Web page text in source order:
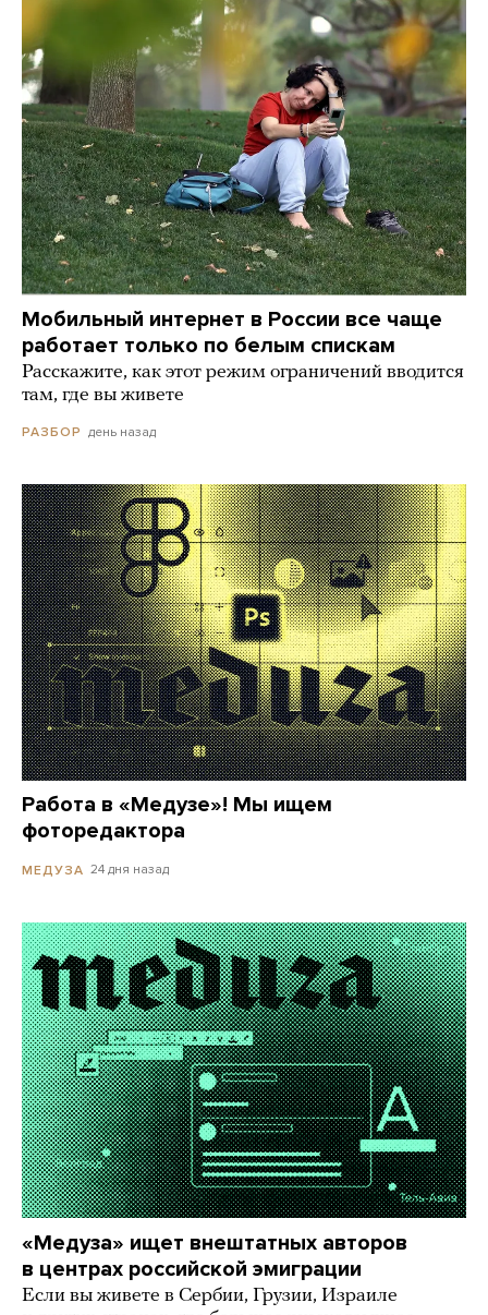
Мобильный интернет в России все чаще
работает только по белым спискам
Расскажите, как этот режим ограничений вводится
там, где вы живете
РАЗБОР день назад
Работа в «Медузе»! Мы ищем
фоторедактора
МЕДУЗА 24 дня назад
«Медуза» ищет внештатных авторов
в центрах российской эмиграции
Если вы живете в Сербии, Грузии, Израиле